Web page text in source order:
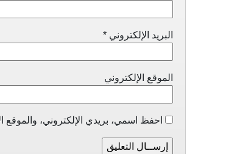
البريد الإلكتروني *
الموقع الإلكتروني
احفظ اسمي، بريدي الإلكتروني، والموقع